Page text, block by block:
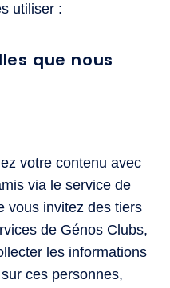
utiliser :
que nous
votre contenu avec
via le service de
vous invitez des tiers
de Génos Clubs,
les informations
ces personnes,